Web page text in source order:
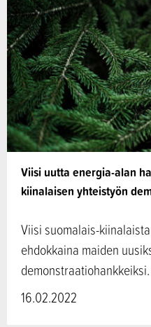
Viisi uutta energia-alan
kiinalaisen yhteistyön
Viisi suomalais-
ehdokkaina maiden
16.02.2022